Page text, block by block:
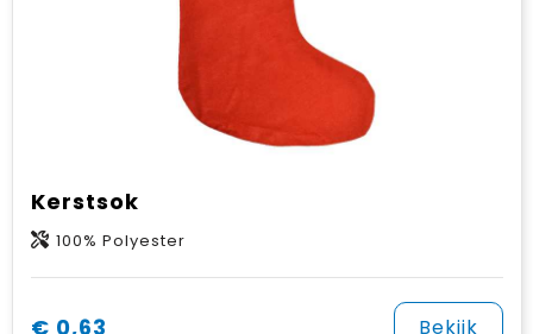
Kerstsok
100% Polyester
€ 0,63 Bekijk